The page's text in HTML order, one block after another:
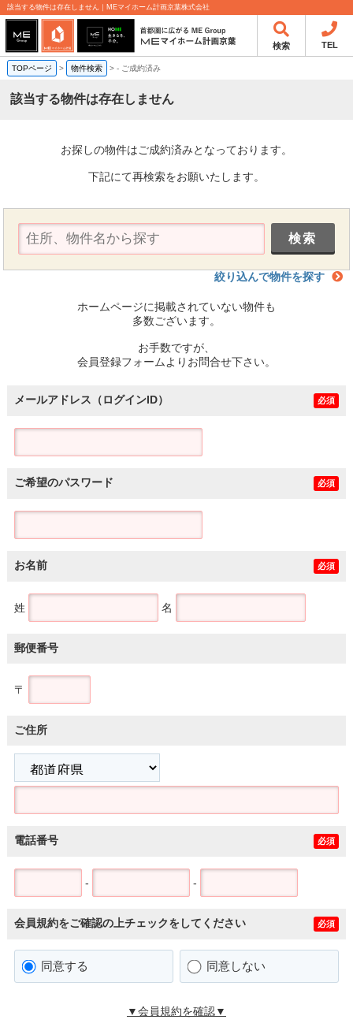
該当する物件は存在しません｜MEマイホーム計画京葉株式会社
検索 TEL
TOPページ > 物件検索 >- ご成約済み
該当する物件は存在しません
お探しの物件はご成約済みとなっております。
下記にて再検索をお願いたします。
絞り込んで物件を探す
ホームページに掲載されていない物件も
多数ございます。
お手数ですが、
会員登録フォームよりお問合せ下さい。
メールアドレス（ログインID） 必須
ご希望のパスワード 必須
お名前 必須
姓 名
郵便番号
〒
ご住所
電話番号 必須
- -
会員規約をご確認の上チェックをしてください 必須
同意する 同意しない
▼会員規約を確認▼